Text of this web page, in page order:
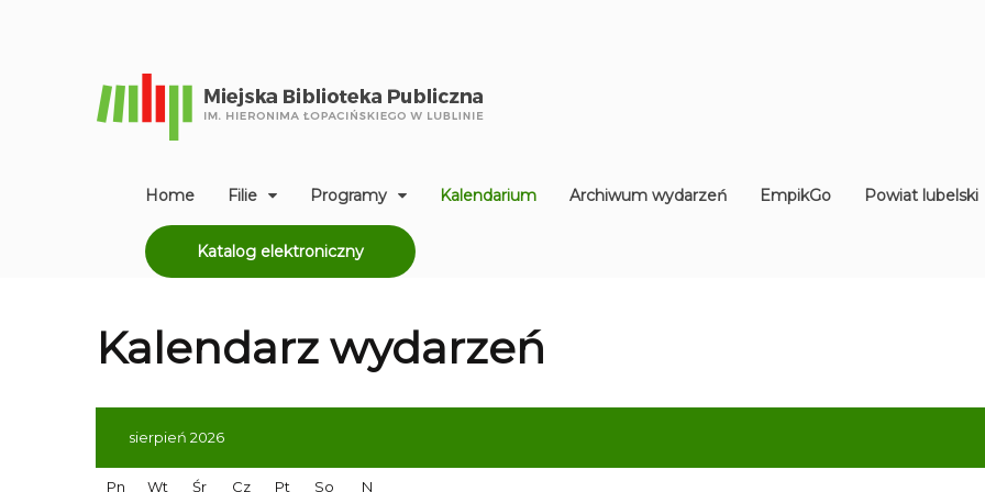
Home Filie Programy Kalendarium Archiwum wydarzeń EmpikGo Powiat lubelski
Katalog elektroniczny
Kalendarz wydarzeń
sierpień 2026
Pn Wt Śr Cz Pt So N